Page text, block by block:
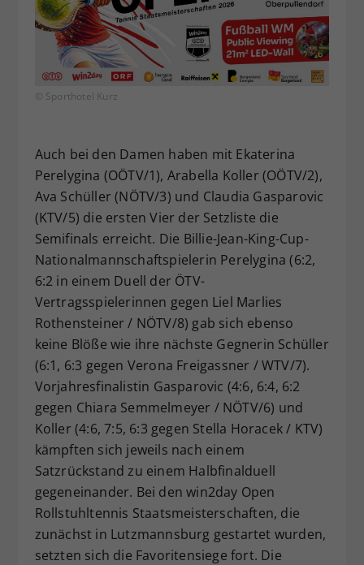
© Sporthotel Kurz
Auch bei den Damen haben mit Ekaterina
Perelygina (OÖTV/1), Arabella Koller (OÖTV/2),
Ava Schüller (NÖTV/3) und Claudia Gasparovic
(KTV/5) die ersten Vier der Setzliste die
Semifinals erreicht. Die Billie-Jean-King-Cup-
Nationalmannschaftspielerin Perelygina (6:2,
6:2 in einem Duell der ÖTV-
Vertragsspielerinnen gegen Liel Marlies
Rothensteiner / NÖTV/8) gab sich ebenso
keine Blöße wie ihre nächste Gegnerin Schüller
(6:1, 6:3 gegen Verona Freigassner / WTV/7).
Vorjahresfinalistin Gasparovic (4:6, 6:4, 6:2
gegen Chiara Semmelmeyer / NÖTV/6) und
Koller (4:6, 7:5, 6:3 gegen Stella Horacek / KTV)
kämpften sich jeweils nach einem
Satzrückstand zu einem Halbfinalduell
gegeneinander. Bei den win2day Open
Rollstuhltennis Staatsmeisterschaften, die
zunächst in Lutzmannsburg gestartet wurden,
setzten sich die Favoritensiege fort. Die